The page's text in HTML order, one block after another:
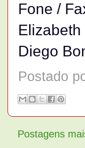
Fone /
Diego
Postado
Postagens